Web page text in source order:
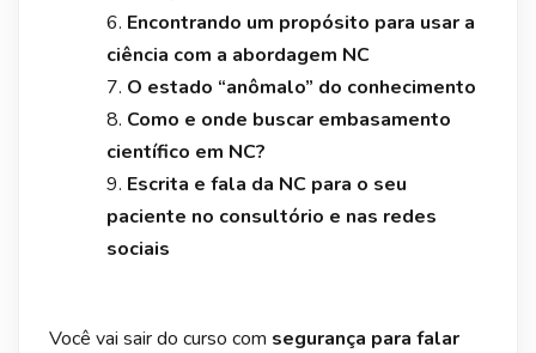
Encontrando um propósito para usar a
ciência com a abordagem NC
O estado “anômalo” do conhecimento
Como e onde buscar embasamento
científico em NC?
Escrita e fala da NC para o seu
paciente no consultório e nas redes
sociais
Você vai sair do curso com segurança para falar